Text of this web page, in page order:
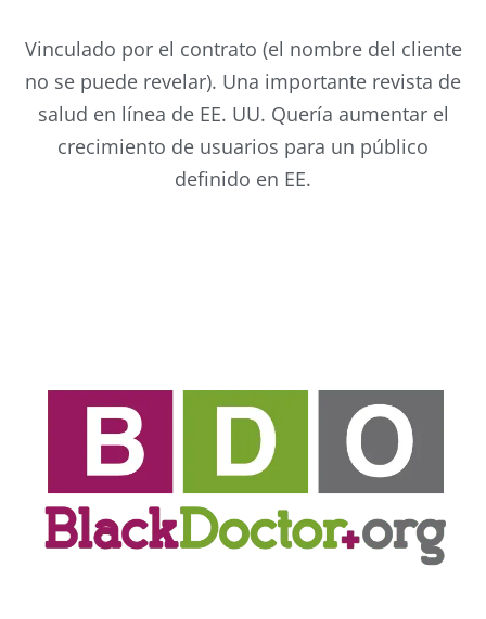
Vinculado por el contrato (el nombre del cliente
no se puede revelar). Una importante revista de
salud en línea de EE. UU. Quería aumentar el
crecimiento de usuarios para un público
definido en EE.